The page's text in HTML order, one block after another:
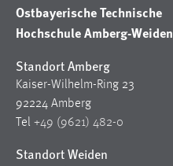
Ostbayerische Technische
Hochschule Amberg-Weiden
Standort Amberg
Kaiser-Wilhelm-Ring 23
92224 Amberg
Tel +49 (9621) 482-0
Standort Weiden